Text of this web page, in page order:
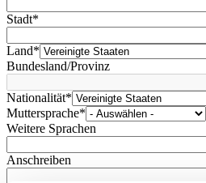
Stadt*
Land*
Bundesland/Provinz
Nationalität*
Muttersprache*
Weitere Sprachen
Anschreiben